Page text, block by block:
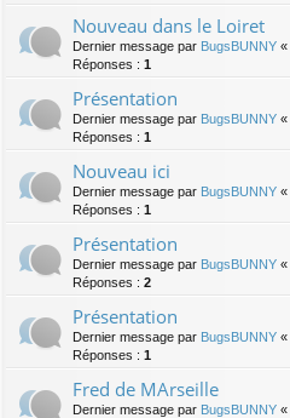
Nouveau dans le Loiret
Dernier message par BugsBUNNY «
Réponses : 1
Présentation
Dernier message par BugsBUNNY «
Réponses : 1
Nouveau ici
Dernier message par BugsBUNNY «
Réponses : 1
Présentation
Dernier message par BugsBUNNY «
Réponses : 2
Présentation
Dernier message par BugsBUNNY «
Réponses : 1
Fred de MArseille
Dernier message par BugsBUNNY «